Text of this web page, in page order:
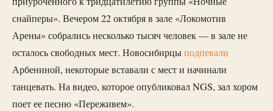
снайперы». Вечером 22 октября в зале «Локомотив
Арены» собрались несколько тысяч человек — в зале не
осталось свободных мест. Новосибирцыподпевали
Арбениной, некоторые вставали с мест и начинали
танцевать. На видео, которое опубликовал NGS, зал хором
поет ее песню «Переживем».